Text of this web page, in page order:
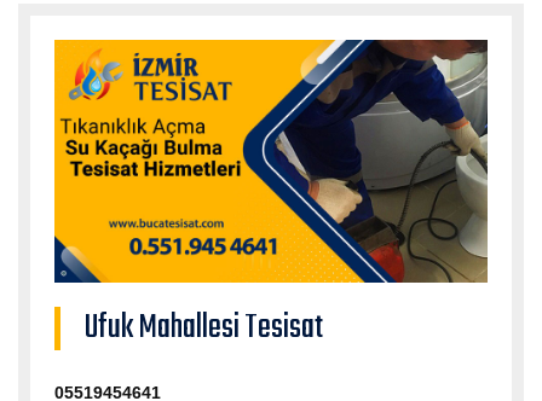
Ufuk Mahallesi Tesisat
05519454641